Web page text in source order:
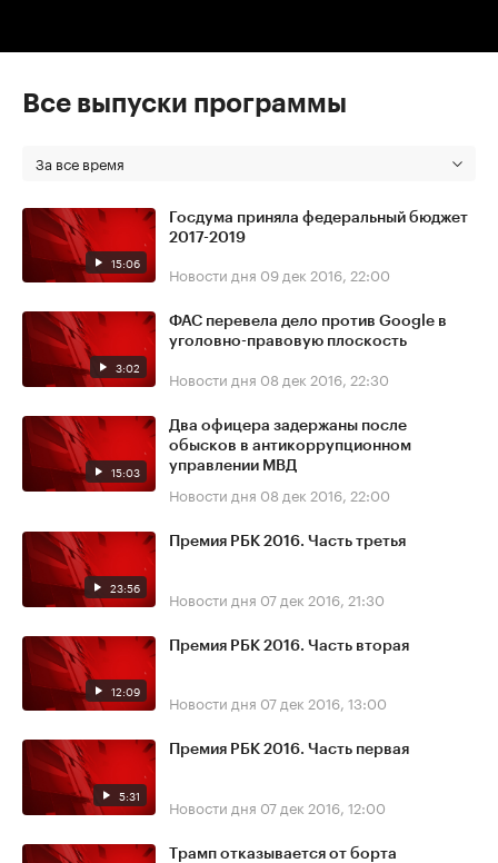
Все выпуски программы
За все время
15:06
Госдума приняла федеральный бюджет
2017-2019
Новости дня 09 дек 2016, 22:00
3:02
ФАС перевела дело против Google в
уголовно-правовую плоскость
Новости дня 08 дек 2016, 22:30
15:03
Два офицера задержаны после
обысков в антикоррупционном
управлении МВД
Новости дня 08 дек 2016, 22:00
23:56
Премия РБК 2016. Часть третья
Новости дня 07 дек 2016, 21:30
12:09
Премия РБК 2016. Часть вторая
Новости дня 07 дек 2016, 13:00
5:31
Премия РБК 2016. Часть первая
Новости дня 07 дек 2016, 12:00
Трамп отказывается от борта